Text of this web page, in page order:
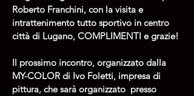
Roberto Franchini, con la visita e
intrattenimento tutto sportivo in centro
città di Lugano, COMPLIMENTI e grazie!
Il prossimo incontro, organizzato dalla
MY-COLOR di Ivo Foletti, impresa di
pittura, che sarà organizzato  presso